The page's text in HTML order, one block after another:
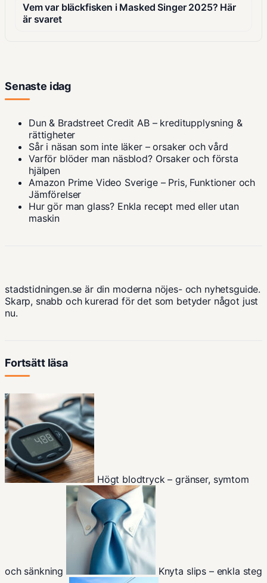
Vem var bläckfisken i Masked Singer 2025? Här
är svaret
Senaste idag
Dun & Bradstreet Credit AB – kreditupplysning &
rättigheter
Sår i näsan som inte läker – orsaker och vård
Varför blöder man näsblod? Orsaker och första
hjälpen
Amazon Prime Video Sverige – Pris, Funktioner och
Jämförelser
Hur gör man glass? Enkla recept med eller utan
maskin
stadstidningen.se är din moderna nöjes- och nyhetsguide.
Skarp, snabb och kurerad för det som betyder något just
nu.
Fortsätt läsa
Högt blodtryck – gränser, symtom
och sänkning Knyta slips – enkla steg